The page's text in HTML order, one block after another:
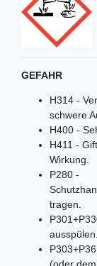
GEFAHR
H314 -
schwere
H400 -
H411 -
Wirkung.
P280 -
tragen.
(oder